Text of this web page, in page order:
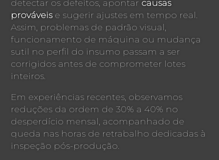
detectar os defeitos, apontar causas
prováveise sugerir ajustes em tempo real.
Assim, problemas de padrão visual,
funcionamento de máquina ou mudança
sutil no perfil do insumo passam a ser
corrigidos antes de comprometer lotes
inteiros.
Em experiências recentes, observamos
reduções da ordem de 30% a 40% no
desperdício mensal, acompanhado de
queda nas horas de retrabalho dedicadas à
inspeção pós-produção.